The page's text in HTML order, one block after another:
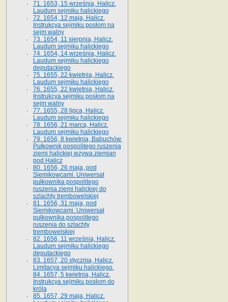
71. 1653, 15 września, Halicz.
Laudum sejmiku halickiego
72. 1654, 12 maja, Halicz.
Instrukcya sejmiku posłom na
sejm walny
73. 1654, 11 sierpnia, Halicz.
Laudum sejmiku halickiego
74. 1654, 14 września, Halicz.
Laudum sejmiku halickiego
deputackiego
75. 1655, 22 kwietnia, Halicz.
Laudum sejmiku halickiego
76. 1655, 22 kwietnia, Halicz.
Instrukcya sejmiku posłom na
sejm walny
77. 1655, 28 lipca, Halicz.
Laudum sejmiku halickiego
78. 1656, 21 marca, Halicz.
Laudum sejmiku halickiego
79. 1656, 8 kwietnia, Babuchów.
Pułkownik pospolitego ruszenia
ziemi halickiej wzywa ziemian
pod Halicz
80. 1656, 26 maja, pod
Siemikowcami. Uniwersał
pułkownika pospolitego
ruszenia ziemi halickiej do
szlachty trembowelskiej
81. 1656, 31 maja, pod
Siemikowcami. Uniwersał
pułkownika pospolitego
ruszenia do szlachty
trembowelskiej
82. 1656, 11 września, Halicz.
Laudum sejmiku halickiego
deputackiego
83. 1657, 20 stycznia, Halicz.
Limitacya sejmiku halickiego.
84. 1657, 5 kwietnia, Halicz.
Instrukcya sejmiku posłom do
króla
85. 1657, 29 maja, Halicz.